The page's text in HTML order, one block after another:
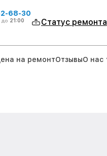
68-30
до 21:00 Статус ремонта
на ремонтОтзывыО нас